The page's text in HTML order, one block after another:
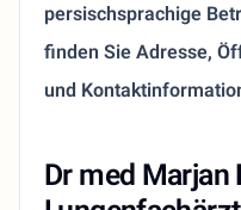
persischsprachige
finden Sie Adresse,
und
Dr med Marjan